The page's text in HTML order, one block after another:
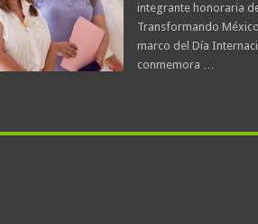
integrante honoraria
Transformando México
marco del Día
conmemora …